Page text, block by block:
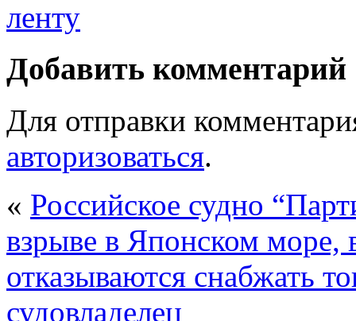
Добавить комментарий
Для отправки
авторизоваться.
« Российское судно
взрыве в Японском море,
отказываются снабжать
судовладелец